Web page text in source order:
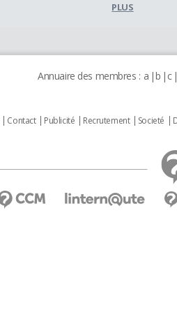
PLUS
Annuaire des membres : a b c
Contact Publicité Recrutement Societé